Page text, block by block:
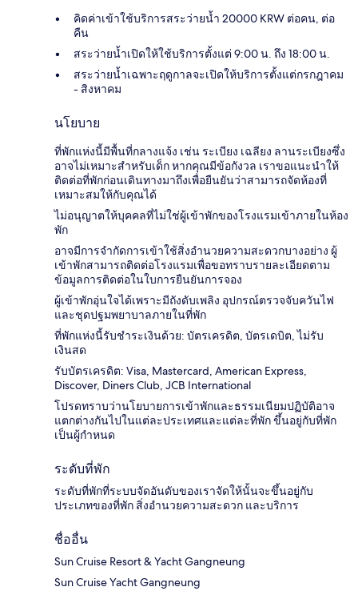
คิดค่าเข้าใช้บริการสระว่ายน้ำ 20000 KRW ต่อคน, ต่อ
คืน
สระว่ายน้ำเปิดให้ใช้บริการตั้งแต่ 9:00 น. ถึง 18:00 น.
สระว่ายน้ำเฉพาะฤดูกาลจะเปิดให้บริการตั้งแต่กรกฎาคม
- สิงหาคม
นโยบาย
ที่พักแห่งนี้มีพื้นที่กลางแจ้ง เช่น ระเบียง เฉลียง ลานระเบียงซึ่ง
อาจไม่เหมาะสำหรับเด็ก หากคุณมีข้อกังวล เราขอแนะนำให้
ติดต่อที่พักก่อนเดินทางมาถึงเพื่อยืนยันว่าสามารถจัดห้องที่
เหมาะสมให้กับคุณได้
ไม่อนุญาตให้บุคคลที่ไม่ใช่ผู้เข้าพักของโรงแรมเข้าภายในห้อง
พัก
อาจมีการจำกัดการเข้าใช้สิ่งอำนวยความสะดวกบางอย่าง ผู้
เข้าพักสามารถติดต่อโรงแรมเพื่อขอทราบรายละเอียดตาม
ข้อมูลการติดต่อในใบการยืนยันการจอง
ผู้เข้าพักอุ่นใจได้เพราะมีถังดับเพลิง อุปกรณ์ตรวจจับควันไฟ
และชุดปฐมพยาบาลภายในที่พัก
ที่พักแห่งนี้รับชำระเงินด้วย: บัตรเครดิต, บัตรเดบิต, ไม่รับ
เงินสด
รับบัตรเครดิต: Visa, Mastercard, American Express,
Discover, Diners Club, JCB International
โปรดทราบว่านโยบายการเข้าพักและธรรมเนียมปฏิบัติอาจ
แตกต่างกันไปในแต่ละประเทศและแต่ละที่พัก ขึ้นอยู่กับที่พัก
เป็นผู้กำหนด
ระดับที่พัก
ระดับที่พักที่ระบบจัดอันดับของเราจัดให้นั้นจะขึ้นอยู่กับ
ประเภทของที่พัก สิ่งอำนวยความสะดวก และบริการ
ชื่ออื่น
Sun Cruise Resort & Yacht Gangneung
Sun Cruise Yacht Gangneung